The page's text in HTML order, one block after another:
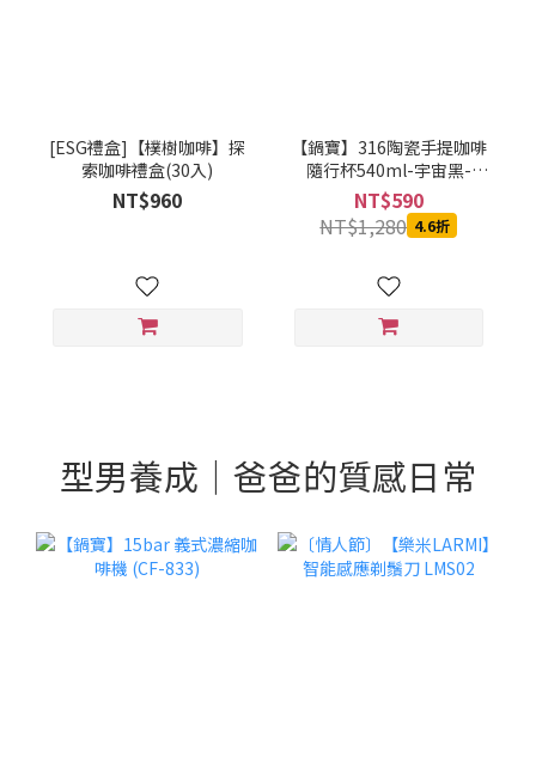
[ESG禮盒]【樸樹咖啡】探
索咖啡禮盒(30入)
NT$960
【鍋寶】316陶瓷手提咖啡
隨行杯540ml-宇宙黑-
SVCT-6540BA
NT$590
NT$1,280 4.6折
型男養成｜爸爸的質感日常